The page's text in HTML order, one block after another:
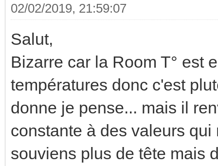
02/02/2019, 21:59:07
Salut,
Bizarre car la Room T° est
températures donc c'est
donne je pense... mais il
constante à des valeurs
souviens plus de tête mais